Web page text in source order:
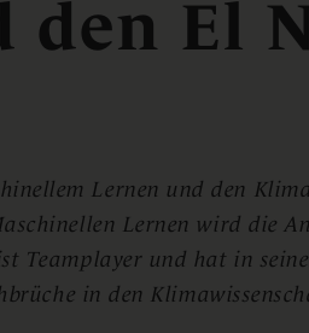
den El
Lernen und den
Lernen wird die
Teamplayer und hat in
in den